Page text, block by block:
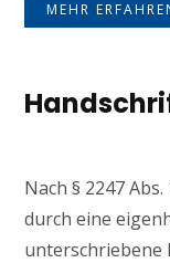
MEHR
Nach § 2247
durch eine
unterschriebene